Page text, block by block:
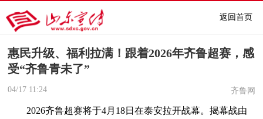
返回首页
惠民升级、福利拉满！跟着2026年齐鲁超赛，感
受“齐鲁青未了”
04/17 11:24 齐鲁网
2026齐鲁超赛将于4月18日在泰安拉开战幕。揭幕战由